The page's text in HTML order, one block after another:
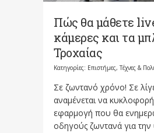
Πώς θα μάθετε
κάμερες και τα
Τροχαίας
Κατηγορίες: Επιστήμες, Τέχνες &
Σε ζωντανό χρόνο! Σε
αναμένεται να
εφαρμογή που θα
οδηγούς ζωντανά για την